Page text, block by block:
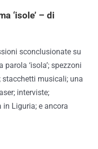
‘isole’ – di
sconclusionate su
‘isola’; spezzoni
stacchetti musicali; una
interviste;
in Liguria; e ancora